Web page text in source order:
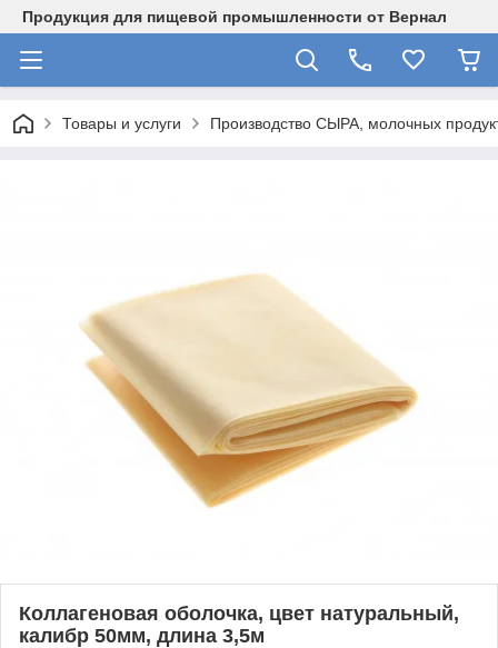
Продукция для пищевой промышленности от Вернал
Товары и услуги Производство СЫРА, молочных
Коллагеновая оболочка, цвет натуральный,
калибр 50мм, длина 3,5м